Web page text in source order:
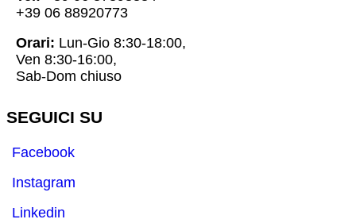
+39 06 88920773
Orari: Lun-Gio 8:30-18:00,
Ven 8:30-16:00,
Sab-Dom chiuso
SEGUICI SU
Facebook
Instagram
Linkedin